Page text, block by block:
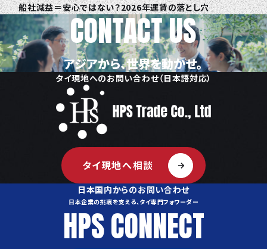
船社減益＝安心ではない？2026年運賃の落とし穴
CONTACT US
アジアから、世界を動かせ。
タイ現地へのお問い合わせ（日本語対応）
タイ現地へ相談
日本国内からのお問い合わせ
日本企業の挑戦を支える、タイ専門フォワーダー
HPS CONNECT